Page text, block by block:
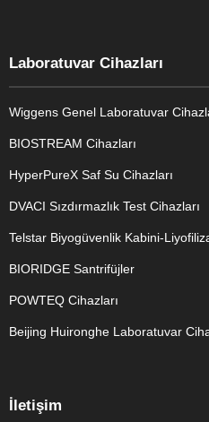
Laboratuvar Cihazları
Wiggens Genel Laboratuvar
BIOSTREAM Cihazları
HyperPureX Saf Su Cihazları
DVACI Sızdırmazlık Test Cihazları
Telstar Biyogüvenlik Kabini-
BIORIDGE Santrifüjler
POWTEQ Cihazları
Beijing Huironghe Laboratuvar
İletişim